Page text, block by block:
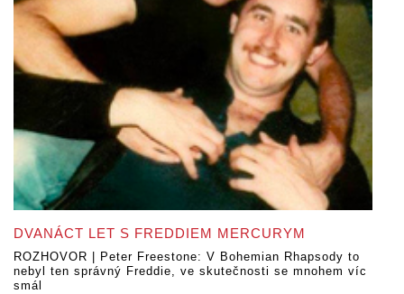
DVANÁCT LET S FREDDIEM MERCURYM
ROZHOVOR | Peter Freestone: V Bohemian Rhapsody to
nebyl ten správný Freddie, ve skutečnosti se mnohem víc
smál